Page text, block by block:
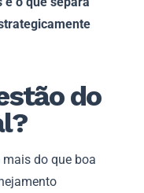
do
do que boa